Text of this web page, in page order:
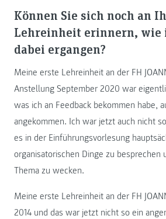
Können Sie sich noch an
Lehreinheit erinnern, wie
dabei ergangen?
Meine erste Lehreinheit an der FH
Anstellung September 2020 war
was ich an Feedback bekommen habe,
angekommen. Ich war jetzt auch nicht
es in der Einführungsvorlesung
organisatorischen Dinge zu besprechen
Thema zu wecken.
Meine erste Lehreinheit an der FH
2014 und das war jetzt nicht so ein